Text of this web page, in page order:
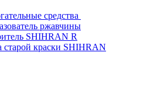
средства
ржавчины
SHIHRAN R
краски SHIHRAN